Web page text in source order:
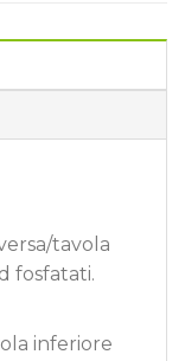
tavola
fosfatati.
inferiore